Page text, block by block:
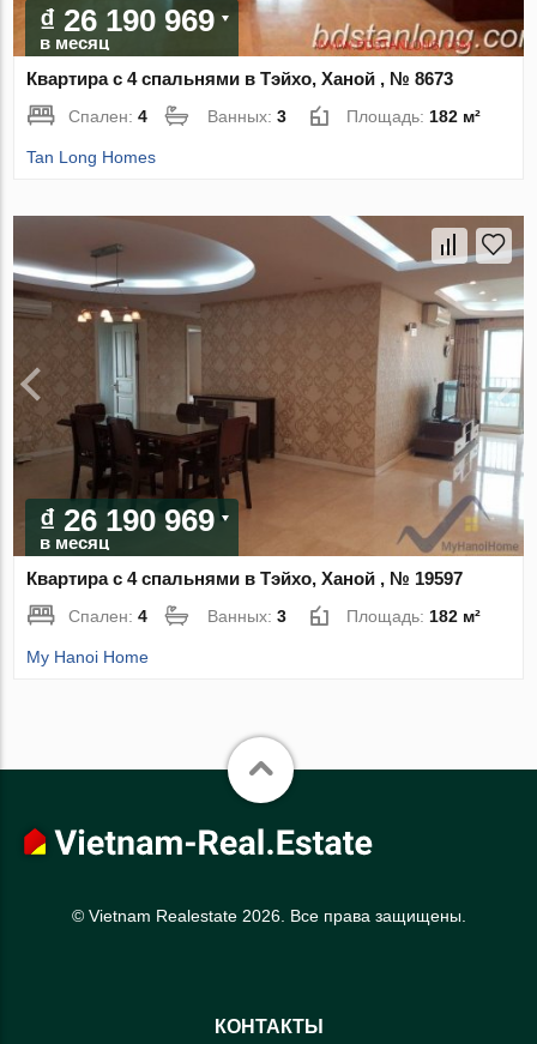
₫ 26 190 969
в месяц
Квартира с 4 спальнями в Тэйхо, Ханой , № 8673
Спален:4 Ванных:3 Площадь: 182 м²
Tan Long Homes
₫ 26 190 969
в месяц
Квартира с 4 спальнями в Тэйхо, Ханой , № 19597
Спален:4 Ванных:3 Площадь: 182 м²
My Hanoi Home
© Vietnam Realestate 2026. Все права защищены.
КОНТАКТЫ